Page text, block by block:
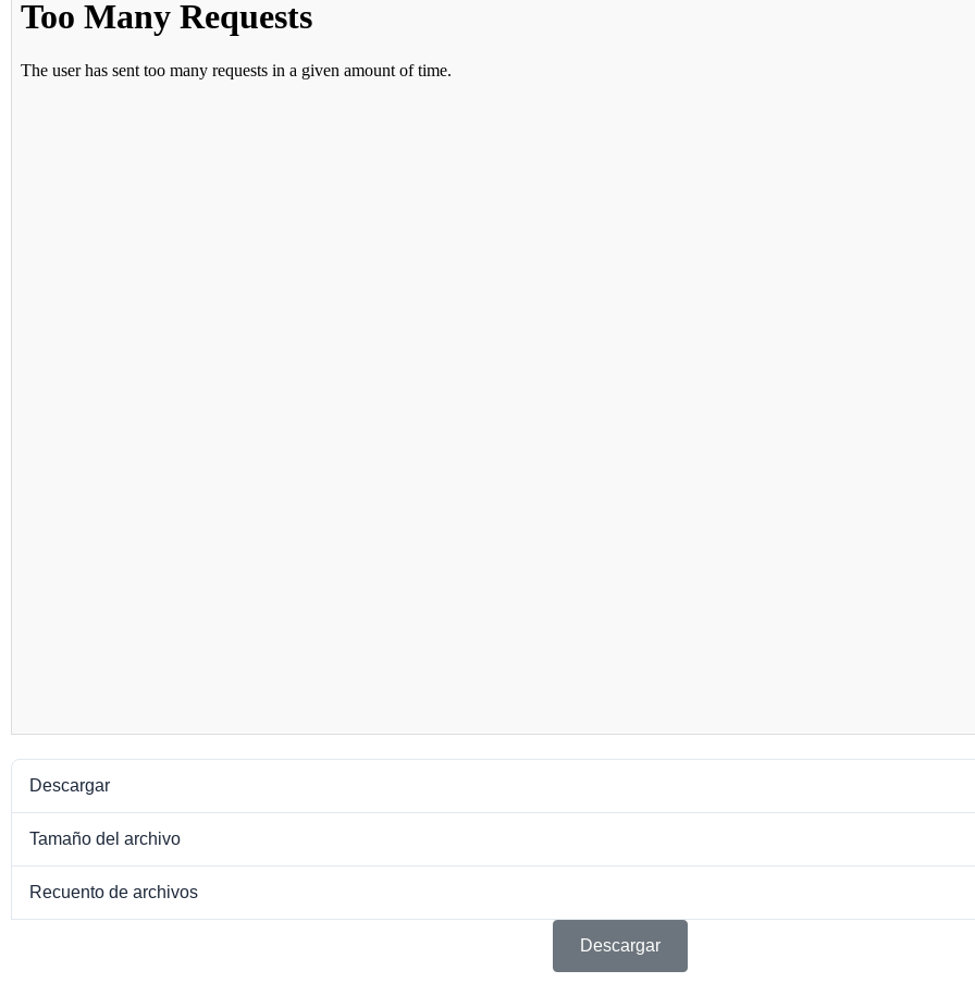
Descargar
Tamaño del archivo
Recuento de archivos
Descargar